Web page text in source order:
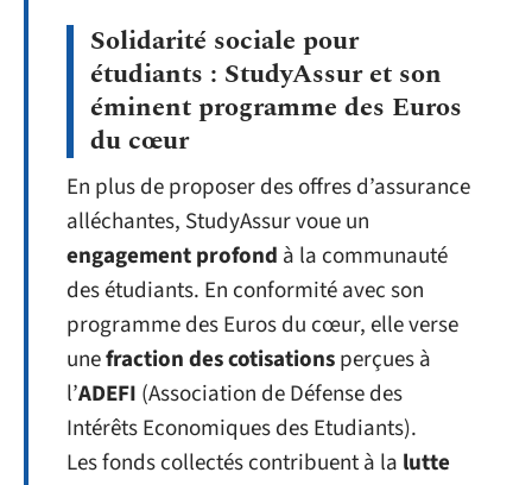
Solidarité sociale pour
étudiants : StudyAssur et son
éminent programme des Euros
du cœur
En plus de proposer des offres d’assurance
alléchantes, StudyAssur voue un
engagement profond à la communauté
des étudiants. En conformité avec son
programme des Euros du cœur, elle verse
unefraction des cotisationsperçues à
l’ADEFI (Association de Défense des
Intérêts Economiques des Etudiants).
Les fonds collectés contribuent à la lutte